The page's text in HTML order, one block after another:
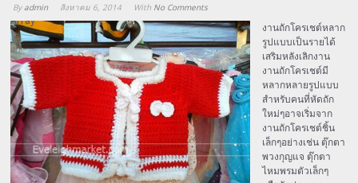
By admin สิงหาคม 6, 2014 With No Comments
Array
งานถักโครเชต์หลาก
รูปแบบเป็นรายได้
เสริมหลังเลิกงาน
งานถักโครเชต์มี
หลากหลายรูปแบบ
สำหรับคนที่หัดถัก
ใหม่ๆอาจเริ่มจาก
งานถักโครเชต์ชิ้น
เล็กๆอย่างเช่น ตุ๊กตา
พวงกุญแจ ตุ๊กตา
ไหมพรมตัวเล็กๆ